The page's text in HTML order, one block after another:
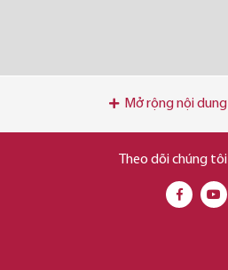
Mở rộng nội dung
Theo dõi chúng tôi